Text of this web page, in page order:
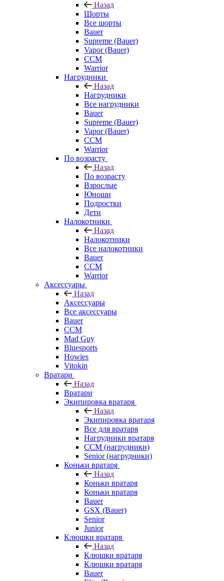
Назад
Шорты
Все шорты
Bauer
Supreme (Bauer)
Vapor (Bauer)
CCM
Warrior
Нагрудники
Назад
Нагрудники
Все нагрудники
Bauer
Supreme (Bauer)
Vapor (Bauer)
CCM
Warrior
По возрасту
Назад
По возрасту
Взрослые
Юноши
Подростки
Дети
Налокотники
Назад
Налокотники
Все налокотники
Bauer
CCM
Warrior
Аксессуары
Назад
Аксессуары
Все аксессуары
Bauer
CCM
Mad Guy
Bluesports
Howies
Vitokin
Вратари
Назад
Вратари
Экипировка вратаря
Назад
Экипировка вратаря
Все для вратаря
Нагрудники вратаря
CCM (нагрудники)
Senior (нагрудники)
Коньки вратаря
Назад
Коньки вратаря
Коньки вратаря
Bauer
GSX (Bauer)
Senior
Junior
Клюшки вратаря
Назад
Клюшки вратаря
Клюшки вратаря
Bauer